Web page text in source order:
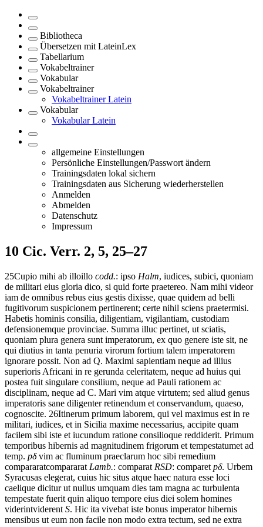
Bibliotheca
Übersetzen mit LateinLex
Tabellarium
Vokabeltrainer
Vokabular
Vokabeltrainer
Vokabeltrainer Latein
Vokabular
Vokabular Latein
allgemeine Einstellungen
Persönliche Einstellungen/Passwort ändern
Trainingsdaten lokal sichern
Trainingsdaten aus Sicherung wiederherstellen
Anmelden
Abmelden
Datenschutz
Impressum
10 Cic. Verr. 2, 5, 25–27
25Cupio mihi ab illoillo codd.: ipso Halm, iudices, subici, quoniam
de militari eius gloria dico, si quid forte praetereo. Nam mihi videor
iam de omnibus rebus eius gestis dixisse, quae quidem ad belli
fugitivorum suspicionem pertinerent; certe nihil sciens praetermisi.
Habetis hominis consilia, diligentiam, vigilantiam, custodiam
defensionemque provinciae. Summa illuc pertinet, ut sciatis,
quoniam plura genera sunt imperatorum, ex quo genere iste sit, ne
qui diutius in tanta penuria virorum fortium talem imperatorem
ignorare possit. Non ad Q. Maximi sapientiam neque ad illius
superioris Africani in re gerunda celeritatem, neque ad huius qui
postea fuit singulare consilium, neque ad Pauli rationem ac
disciplinam, neque ad C. Mari vim atque virtutem; sed aliud genus
imperatoris sane diligenter retinendum et conservandum, quaeso,
cognoscite. 26Itinerum primum laborem, qui vel maximus est in re
militari, iudices, et in Sicilia maxime necessarius, accipite quam
facilem sibi iste et iucundum ratione consilioque reddiderit. Primum
temporibus hibernis ad magnitudinem frigorum et tempestatumet ad
temp. pδ vim ac fluminum praeclarum hoc sibi remedium
compararatcompararat Lamb.: comparat RSD: comparet pδ. Urbem
Syracusas elegerat, cuius hic situs atque haec natura esse loci
caelique dicitur ut nullus umquam dies tam magna ac turbulenta
tempestate fuerit quin aliquo tempore eius diei solem homines
viderintviderent S. Hic ita vivebat iste bonus imperator hibernis
mensibus ut eum non facile non modo extra tectum, sed ne extra